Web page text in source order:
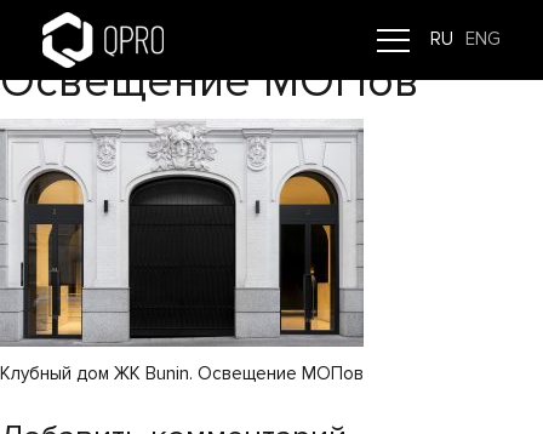
RU ENG
Клубный дом ЖК Bunin.
Освещение МОПов
Клубный дом ЖК Bunin. Освещение МОПов
Навигация